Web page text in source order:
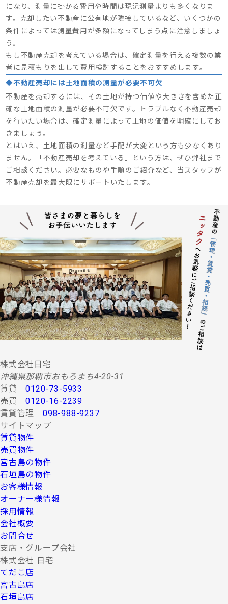
になり、測量に掛かる費用や時間は現況測量よりも多くなりま
す。売却したい不動産に公有地が隣接しているなど、いくつかの
条件によっては測量費用が多額になってしまう点に注意しましょ
う。
もし不動産売却を考えている場合は、確定測量を行える複数の業
者に見積もりを出して費用検討することをおすすめします。
◆不動産売却には土地面積の測量が必要不可欠
不動産を売却するには、その土地が持つ価値や大きさを含めた正
確な土地面積の測量が必要不可欠です。トラブルなく不動産売却
を行いたい場合は、確定測量によって土地の価値を明確にしてお
きましょう。
とはいえ、土地面積の測量など手配が大変という方も少なくあり
ません。「不動産売却を考えている」という方は、ぜひ弊社まで
ご相談ください。必要なものや手順のご紹介など、当スタッフが
不動産売却を最大限にサポートいたします。
株式会社日宅
沖縄県那覇市おもろまち4-20-31
賃貸0120-73-5933
売買0120-16-2239
賃貸管理 098-988-9237
サイトマップ
賃貸物件
売買物件
宮古島の物件
石垣島の物件
お客様情報
オーナー様情報
採用情報
会社概要
お問合せ
支店・グループ会社
株式会社 日宅
てだこ店
宮古島店
石垣島店